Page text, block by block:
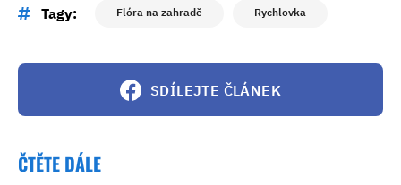
Tagy: Flóra na zahradě Rychlovka
SDÍLEJTE ČLÁNEK
ČTĚTE DÁLE